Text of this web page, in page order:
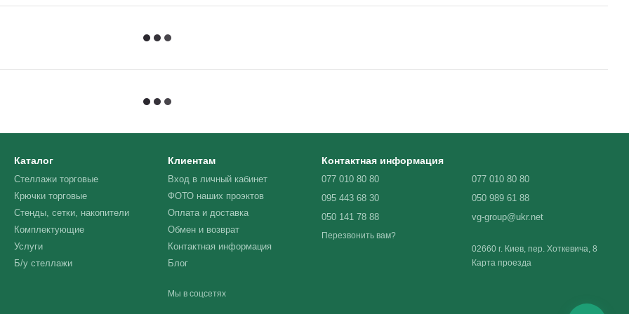
Каталог
Стеллажи торговые
Крючки торговые
Стенды, сетки, накопители
Комплектующие
Услуги
Б/у стеллажи
Клиентам
Вход в личный кабинет
ФОТО наших проэктов
Оплата и доставка
Обмен и возврат
Контактная информация
Блог
Мы в соцсетях
Контактная информация
077 010 80 80
095 443 68 30
050 141 78 88
Перезвонить вам?
077 010 80 80
050 989 61 88
vg-group@ukr.net
02660 г. Киев, пер. Хоткевича, 8
Карта проезда